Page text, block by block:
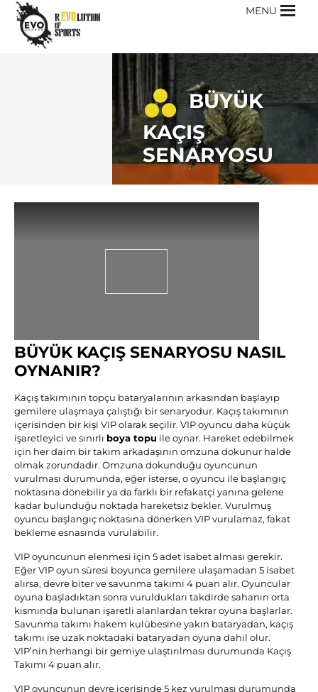
MENU
BÜYÜK
KAÇIŞ
SENARYOSU
BÜYÜK KAÇIŞ SENARYOSU NASIL
OYNANIR?
Kaçış takımının topçu bataryalarının arkasından başlayıp
gemilere ulaşmaya çalıştığı bir senaryodur. Kaçış takımının
içerisinden bir kişi VIP olarak seçilir. VIP oyuncu daha küçük
işaretleyici ve sınırlı boya topu ile oynar. Hareket edebilmek
için her daim bir takım arkadaşının omzuna dokunur halde
olmak zorundadır. Omzuna dokunduğu oyuncunun
vurulması durumunda, eğer isterse, o oyuncu ile başlangıç
noktasına dönebilir ya da farklı bir refakatçi yanına gelene
kadar bulunduğu noktada hareketsiz bekler. Vurulmuş
oyuncu başlangıç noktasına dönerken VIP vurulamaz, fakat
bekleme esnasında vurulabilir.
VIP oyuncunun elenmesi için 5 adet isabet alması gerekir.
Eğer VIP oyun süresi boyunca gemilere ulaşamadan 5 isabet
alırsa, devre biter ve savunma takımı 4 puan alır. Oyuncular
oyuna başladıktan sonra vuruldukları takdirde sahanın orta
kısmında bulunan işaretli alanlardan tekrar oyuna başlarlar.
Savunma takımı hakem kulübesine yakın bataryadan, kaçış
takımı ise uzak noktadaki bataryadan oyuna dahil olur.
VIP’nin herhangi bir gemiye ulaştırılması durumunda Kaçış
Takımı 4 puan alır.
VIP oyuncunun devre içerisinde 5 kez vurulması durumunda